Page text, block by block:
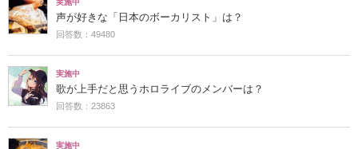
実施中
声が好きな「日本のボーカリスト」は？
回答数：49480
実施中
歌が上手だと思うホロライブのメンバーは？
回答数：23863
実施中